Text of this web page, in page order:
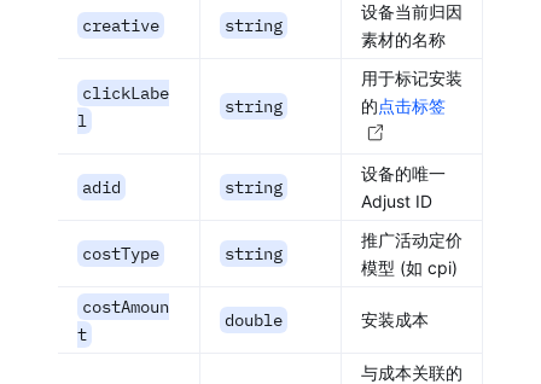
creative string
设备当前归因
素材的名称
clickLabe
l
string
用于标记安装
的点击标签
adid string
设备的唯一
Adjust ID
costType string
推广活动定价
模型 (如 cpi)
costAmoun
t
double 安装成本
与成本关联的